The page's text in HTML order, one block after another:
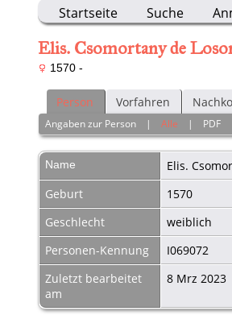
Startseite Suche
Elis. Csomortany de
1570 -
Person Vorfahren
Angaben zur Person |Alle | PDF
Name Elis.
Geburt
1570
Geschlecht
weiblich
Personen-Kennung
I069072
Zuletzt bearbeitet
am
8 Mrz 2023